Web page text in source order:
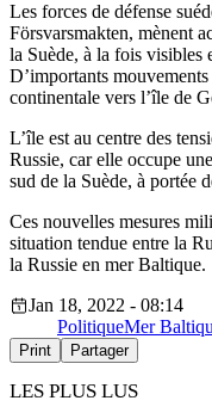
Les forces de défense
Försvarsmakten, mènent
la Suède, à la fois visibles
D’importants
continentale vers l’île de
L’île est au centre des
Russie, car elle occupe
sud de la Suède, à portée
Ces nouvelles mesures
situation tendue entre la
la Russie en mer Baltique.
Jan 18, 2022 - 08:14
PolitiqueMer
Print Partager
LES PLUS LUS